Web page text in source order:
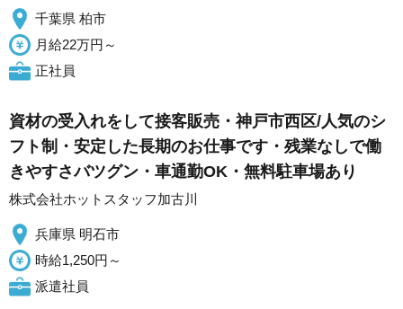
千葉県 柏市
月給22万円～
正社員
資材の受入れをして接客販売・神戸市西区/人気のシ
フト制・安定した長期のお仕事です・残業なしで働
きやすさバツグン・車通勤OK・無料駐車場あり
株式会社ホットスタッフ加古川
兵庫県 明石市
時給1,250円～
派遣社員